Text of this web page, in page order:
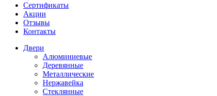
Сертификаты
Акции
Отзывы
Контакты
Двери
Алюминиевые
Деревянные
Металлические
Нержавейка
Стеклянные